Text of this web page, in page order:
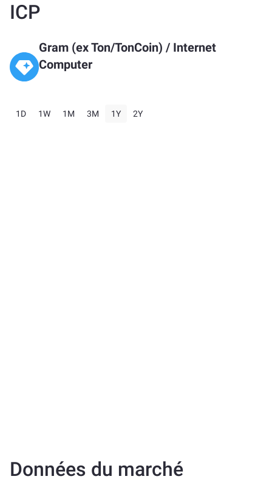
ICP
Gram (ex Ton/TonCoin) / Internet
Computer
1D 1W 1M 3M 1Y 2Y
Données du marché